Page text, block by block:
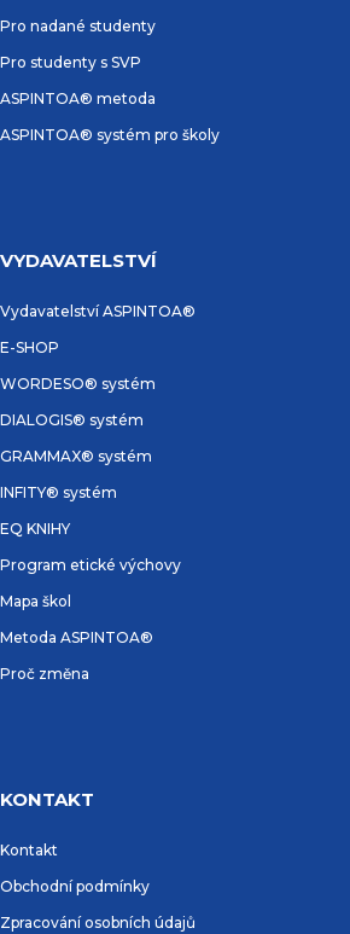
Pro nadané studenty
Pro studenty s SVP
ASPINTOA® metoda
ASPINTOA® systém pro školy
VYDAVATELSTVÍ
Vydavatelství ASPINTOA®
E-SHOP
WORDESO® systém
DIALOGIS® systém
GRAMMAX® systém
INFITY® systém
EQ KNIHY
Program etické výchovy
Mapa škol
Metoda ASPINTOA®
Proč změna
KONTAKT
Kontakt
Obchodní podmínky
Zpracování osobních údajů